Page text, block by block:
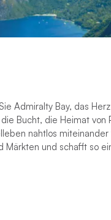
Admiralty Bay, das
Bucht, die Heimat von
nahtlos
Märkten und schafft so